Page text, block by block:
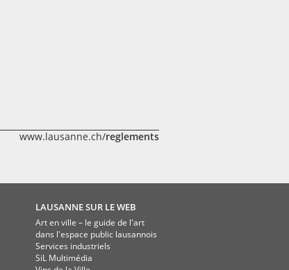
www.lausanne.ch/reglements
LAUSANNE SUR LE WEB
Art en ville – le guide de l'art
dans l'espace public lausannois
Services industriels
SiL Multimédia